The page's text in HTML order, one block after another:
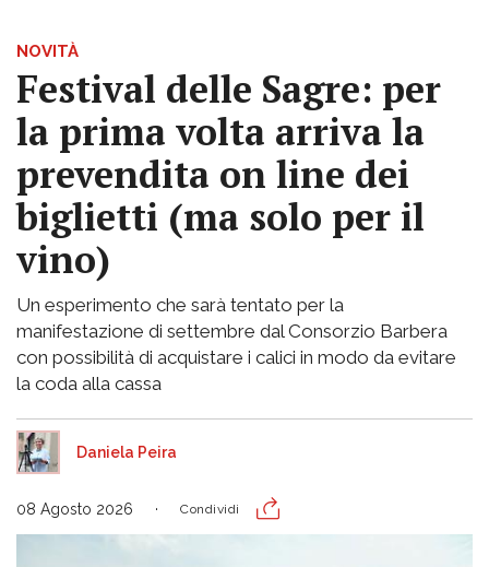
NOVITÀ
Festival delle Sagre: per
la prima volta arriva la
prevendita on line dei
biglietti (ma solo per il
vino)
Un esperimento che sarà tentato per la
manifestazione di settembre dal Consorzio Barbera
con possibilità di acquistare i calici in modo da evitare
la coda alla cassa
Daniela Peira
08 Agosto 2026 Condividi